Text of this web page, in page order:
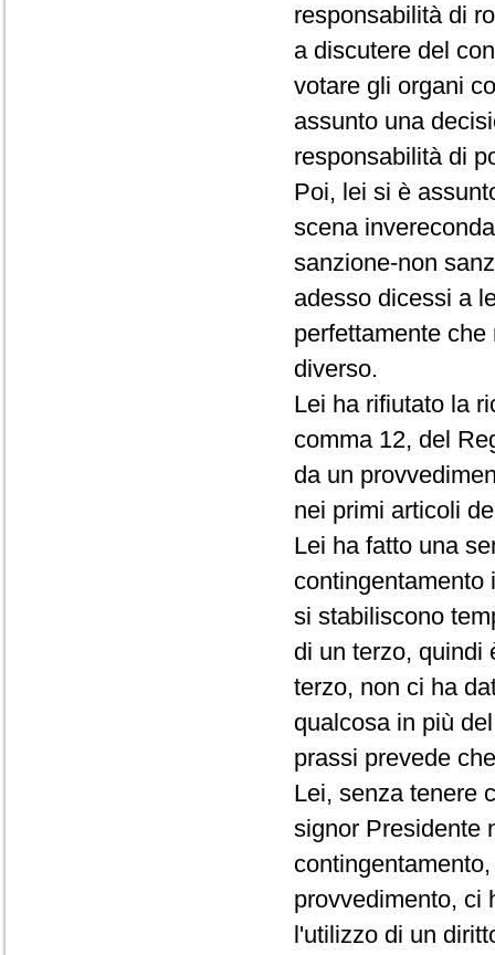
responsabilità di
a discutere del
votare gli organi
assunto una
responsabilità di
Poi, lei si è
scena
sanzione-non
adesso dicessi a
perfettamente
diverso.
Lei ha rifiutato la
comma 12, del
da un
nei primi articoli
Lei ha fatto una
contingentamento
si stabiliscono
di un terzo, quindi
terzo, non ci ha
qualcosa in più
prassi prevede
Lei, senza tenere
signor Presidente
provvedimento, ci
l'utilizzo di un